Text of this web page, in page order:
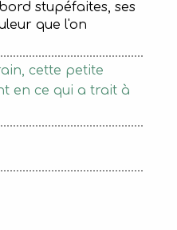
stupéfaites, ses
que l'on
cette petite
en ce qui a trait à